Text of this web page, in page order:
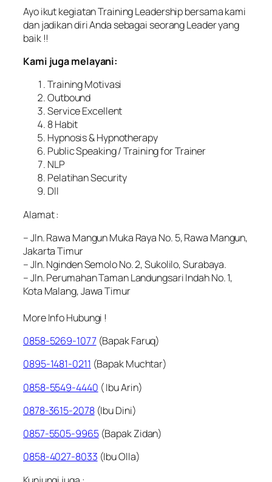
Ayo ikut kegiatan Training Leadership bersama kami
dan jadikan diri Anda sebagai seorang Leader yang
baik !!
Kami juga melayani:
Training Motivasi
Outbound
Service Excellent
8 Habit
Hypnosis & Hypnotherapy
Public Speaking / Training for Trainer
NLP
Pelatihan Security
Dll
Alamat :
– Jln. Rawa Mangun Muka Raya No. 5, Rawa Mangun,
Jakarta Timur
– Jln. Nginden Semolo No. 2, Sukolilo, Surabaya.
– Jln. Perumahan Taman Landungsari Indah No. 1,
Kota Malang, Jawa Timur
More Info Hubungi !
0858-5269-1077(Bapak Faruq)
0895-1481-0211 (Bapak Muchtar)
0858-5549-4440 ( Ibu Arin)
0878-3615-2078(Ibu Dini)
0857-5505-9965(Bapak Zidan)
0858-4027-8033 (Ibu Olla)